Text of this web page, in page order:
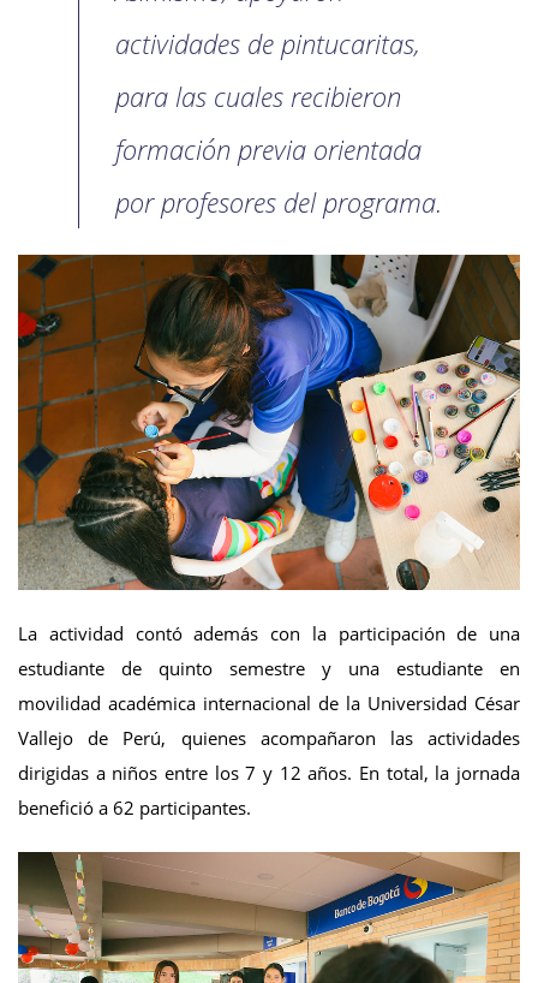
actividades de pintucaritas,
para las cuales recibieron
formación previa orientada
por profesores del programa.
La actividad contó además con la participación de una
estudiante de quinto semestre y una estudiante en
movilidad académica internacional de la Universidad César
Vallejo de Perú, quienes acompañaron las actividades
dirigidas a niños entre los 7 y 12 años. En total, la jornada
benefició a 62 participantes.